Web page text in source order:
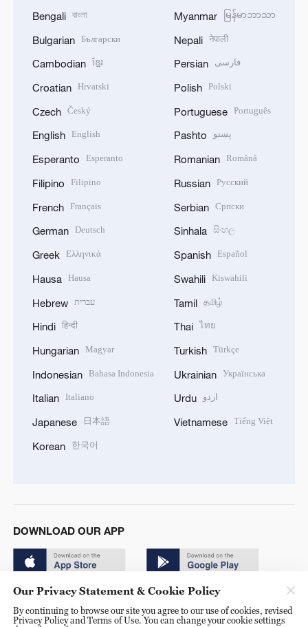
Bengali বাংলা
Bulgarian Български
Cambodian ខ្មែរ
Croatian Hrvatski
Czech Český
English English
Esperanto Esperanto
Filipino Filipino
French Français
German Deutsch
Greek Ελληνικά
Hausa Hausa
Hebrew עברית
Hindi हिन्दी
Hungarian Magyar
Indonesian Bahasa Indonesia
Italian Italiano
Japanese 日本語
Korean 한국어
Myanmar မြန်မာဘာသာ
Nepali नेपाली
Persian فارسی
Polish Polski
Portuguese Português
Pashto پښتو
Romanian Română
Russian Русский
Serbian Српски
Sinhala සිංහල
Spanish Español
Swahili Kiswahili
Tamil தமிழ்
Thai ไทย
Turkish Türkçe
Ukrainian Українська
Urdu اردو
Vietnamese Tiếng Việt
DOWNLOAD OUR APP
Our Privacy Statement & Cookie Policy
By continuing to browse our site you agree to our use of cookies, revised
Privacy Policy and Terms of Use. You can change your cookie settings